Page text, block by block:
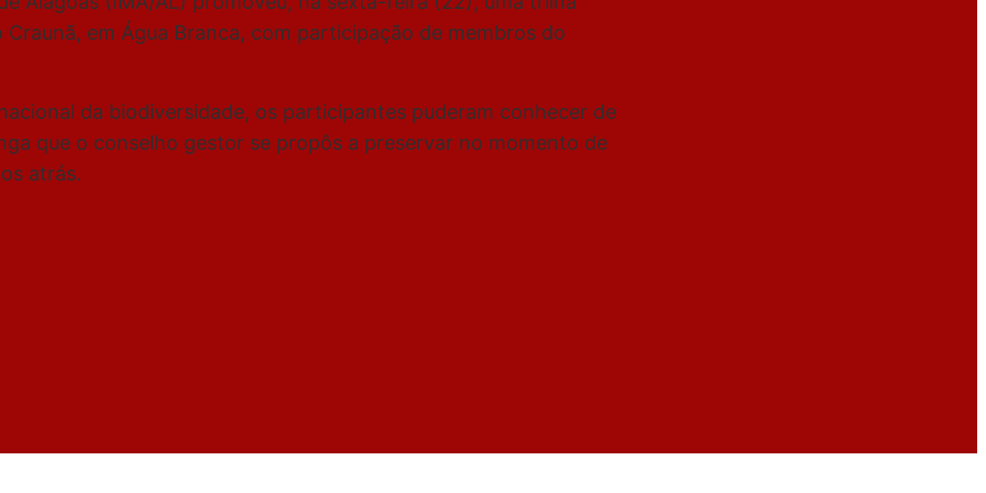
em Água Branca, com participação de membros do
da biodiversidade, os participantes puderam conhecer de
que o conselho gestor se propôs a preservar no momento de
atrás.